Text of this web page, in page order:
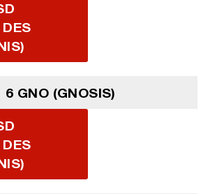
6 GNO (GNOSIS)